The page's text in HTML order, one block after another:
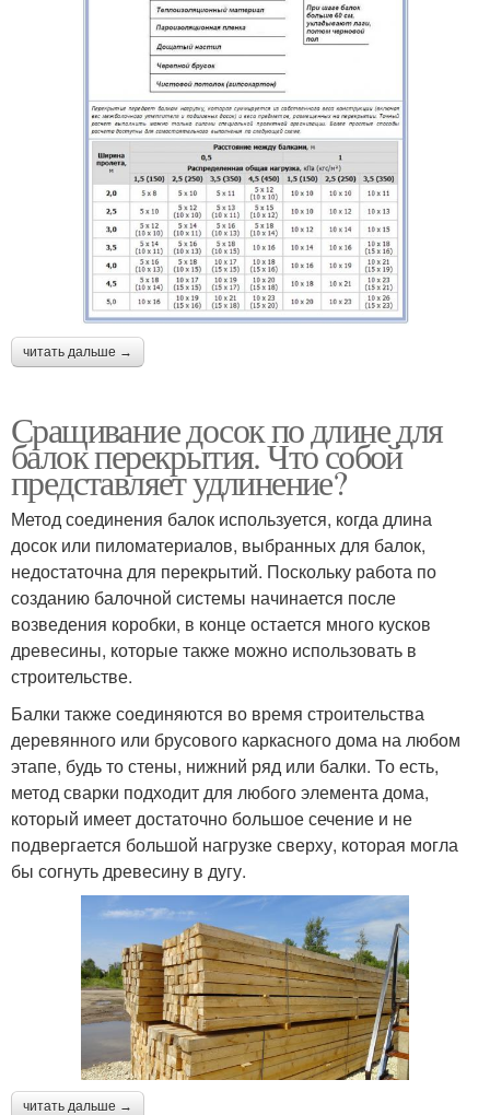
читать дальше →
Сращивание досок по длине для
балок перекрытия. Что собой
представляет удлинение?
Метод соединения балок используется, когда длина
досок или пиломатериалов, выбранных для балок,
недостаточна для перекрытий. Поскольку работа по
созданию балочной системы начинается после
возведения коробки, в конце остается много кусков
древесины, которые также можно использовать в
строительстве.
Балки также соединяются во время строительства
деревянного или брусового каркасного дома на любом
этапе, будь то стены, нижний ряд или балки. То есть,
метод сварки подходит для любого элемента дома,
который имеет достаточно большое сечение и не
подвергается большой нагрузке сверху, которая могла
бы согнуть древесину в дугу.
читать дальше →